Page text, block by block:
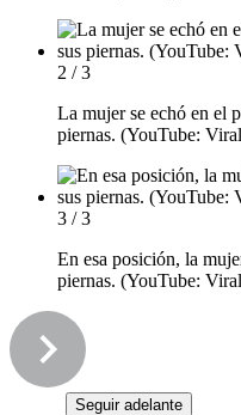
2 / 3
La mujer se echó en el
piernas. (YouTube:
3 / 3
En esa posición, la
piernas. (YouTube:
Seguir adelante